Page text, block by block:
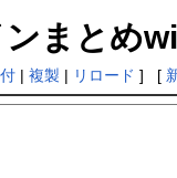
ンまとめ
| 複製 | リロード ] [